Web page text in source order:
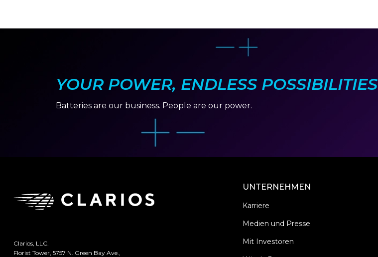
YOUR POWER, ENDLESS POSSIBILITIES
Batteries are our business. People are our power.
Clarios, LLC.
Florist Tower, 5757 N. Green Bay Ave.,
UNTERNEHMEN
Karriere
Medien und Presse
Mit Investoren